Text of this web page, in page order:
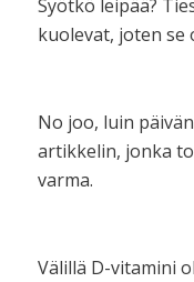
Syötkö leipää?
kuolevat, joten se
No joo, luin
artikkelin, jonka
varma.
Välillä D-vitamini